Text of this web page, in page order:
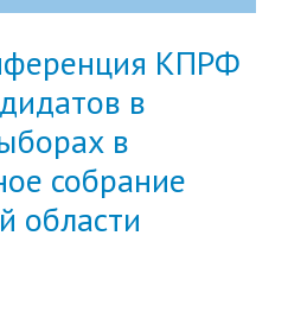
КПРФ
в
в
собрание
области